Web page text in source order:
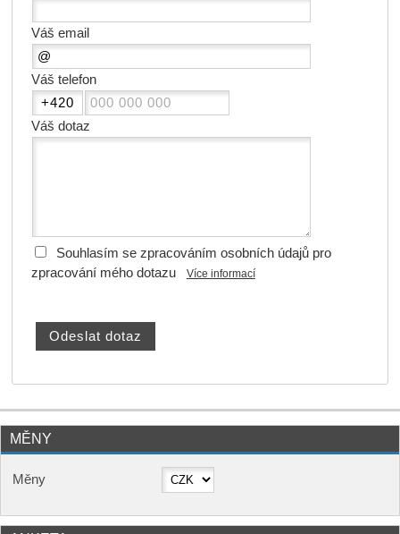
Váš email
Váš telefon
Váš dotaz
Souhlasím se zpracováním osobních údajů pro
zpracování mého dotazu
Více informací
MĚNY
Měny